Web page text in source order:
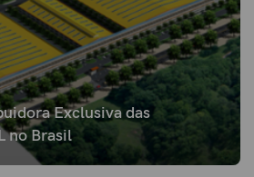
Exclusiva das
no Brasil